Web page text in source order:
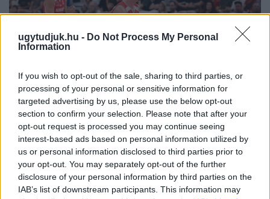
ugytudjuk.hu - Do Not Process My Personal
Information
If you wish to opt-out of the sale, sharing to third parties, or
processing of your personal or sensitive information for
targeted advertising by us, please use the below opt-out
section to confirm your selection. Please note that after your
opt-out request is processed you may continue seeing
interest-based ads based on personal information utilized by
us or personal information disclosed to third parties prior to
your opt-out. You may separately opt-out of the further
disclosure of your personal information by third parties on the
IAB’s list of downstream participants. This information may
PERL, VÁRADI ÉS TANOH DEZ IS OTT VAN A FÉRFI
KOSÁRLABDA-VÁLOGATOTT SZŰKÍTETT
KERETÉBEN
Észtország, Szlovénia és Svédország következik.